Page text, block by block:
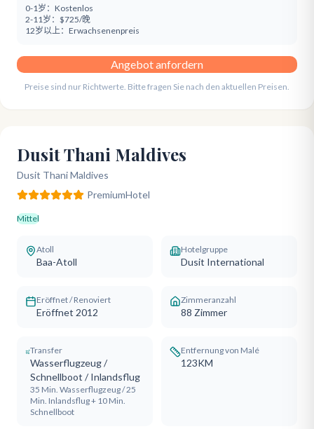
0-1岁： Kostenlos
2-11岁： $725/晚
12岁以上： Erwachsenenpreis
Angebot anfordern
Preise sind nur Richtwerte. Bitte fragen Sie nach den aktuellen Preisen.
Dusit Thani Maldives
Dusit Thani Maldives
PremiumHotel
Mittel
Atoll
Baa-Atoll
Hotelgruppe
Dusit International
Eröffnet / Renoviert
Eröffnet 2012
Zimmeranzahl
88 Zimmer
Transfer
Wasserflugzeug /
Schnellboot / Inlandsflug
35 Min. Wasserflugzeug / 25
Min. Inlandsflug + 10 Min.
Schnellboot
Entfernung von Malé
123KM